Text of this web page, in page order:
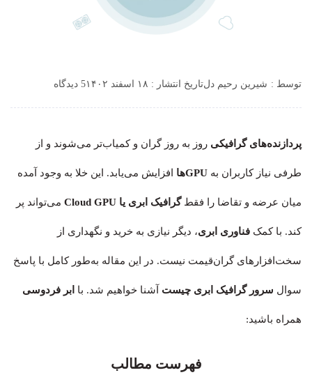
توسط : شیرین رحیم دلتاریخ انتشار : ۱۸ اسفند ۱۴۰۲ 5 دیدگاه
پردازنده‌های گرافیکی روز به روز گران‌ و کمیاب‌تر می‌شوند و از
طرفی نیاز کاربران به GPUها افزایش می‌یابد. این خلا به وجود آمده
میان عرضه و تقاضا را فقط گرافیک ابری یا Cloud GPU می‌تواند پر
کند. با کمک فناوری ابری، دیگر نیازی به خرید و نگهداری از
سخت‌افزارهای گران‌قیمت نیست. در این مقاله به‌طور کامل با پاسخ
سوال سرور گرافیک ابری چیست آشنا خواهیم شد. با ابر فردوسی
همراه باشید:
فهرست مطالب